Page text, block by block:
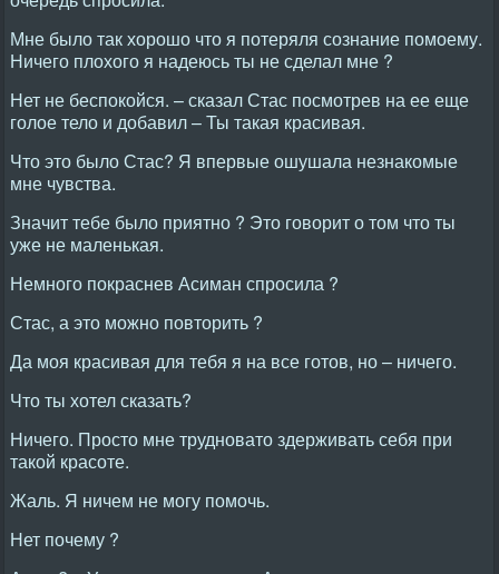
Мне было так хорошо что я потеряля сознание помоему.
Ничего плохого я надеюсь ты не сделал мне ?
Нет не беспокойся. – сказал Стас посмотрев на ее еще
голое тело и добавил – Ты такая красивая.
Что это было Стас? Я впервые ошушала незнакомые
мне чувства.
Значит тебе было приятно ? Это говорит о том что ты
уже не маленькая.
Немного покраснев Асиман спросила ?
Стас, а это можно повторить ?
Да моя красивая для тебя я на все готов, но – ничего.
Что ты хотел сказать?
Ничего. Просто мне трудновато здерживать себя при
такой красоте.
Жаль. Я ничем не могу помочь.
Нет почему ?